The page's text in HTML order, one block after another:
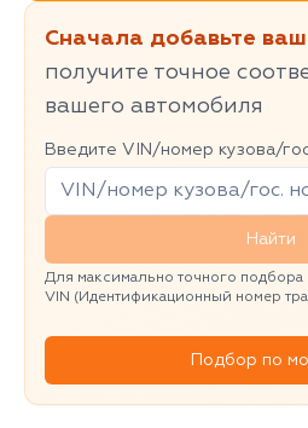
Сначала добавьте
получите точное
вашего автомобиля
Введите VIN/номер кузова/
Найти
Для максимально точного
VIN (Идентификационный номер
Подбор по